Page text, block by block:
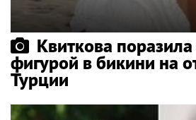
Квиткова
фигурой в бикини на
Турции